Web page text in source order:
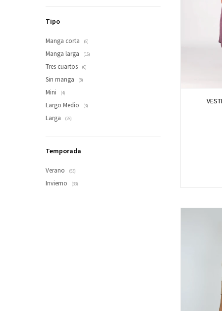
Tipo
Manga corta (5)
Manga larga (15)
Tres cuartos (6)
Sin manga (8)
Mini (4)
Largo Medio (3)
Larga (25)
Temporada
Verano (53)
Invierno (33)